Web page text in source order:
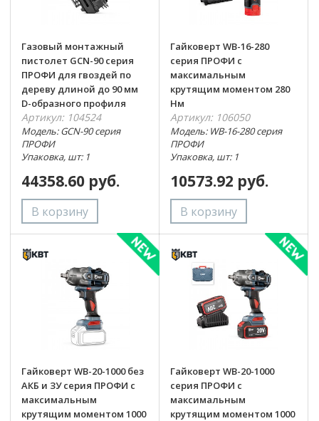
Газовый монтажный
пистолет GCN-90 серия
ПРОФИ для гвоздей по
дереву длиной до 90 мм
D-образного профиля
Артикул: 104524
Модель: GCN-90 серия
ПРОФИ
Упаковка, шт: 1
44358.60 руб.
Гайковерт WB-16-280
серия ПРОФИ с
максимальным
крутящим моментом 280
Нм
Артикул: 106050
Модель: WB-16-280 серия
ПРОФИ
Упаковка, шт: 1
10573.92 руб.
Гайковерт WB-20-1000 без
АКБ и ЗУ серия ПРОФИ с
максимальным
крутящим моментом 1000
Гайковерт WB-20-1000
серия ПРОФИ с
максимальным
крутящим моментом 1000